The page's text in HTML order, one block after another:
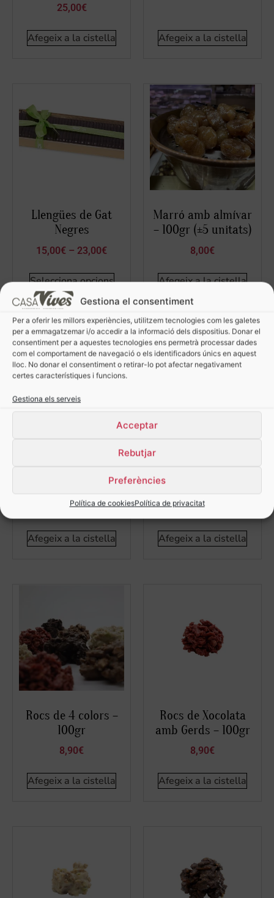
Gestiona el consentiment
Per a oferir les millors experiències, utilitzem tecnologies com les galetes
per a emmagatzemar i/o accedir a la informació dels dispositius. Donar el
consentiment per a aquestes tecnologies ens permetrà processar dades
com el comportament de navegació o els identificadors únics en aquest
lloc. No donar el consentiment o retirar-lo pot afectar negativament
certes característiques i funcions.
Gestiona els serveis
Acceptar
Rebutjar
Preferències
Política de cookiesPolítica de privacitat
25,00€
Afegeix a la cistella Afegeix a la cistella
Llengües de Gat
Negres
15,00€ – 23,00€
Selecciona opcions
Marró amb almívar
– 100gr (±5 unitats)
8,00€
Afegeix a la cistella
Marró Glacé – 100gr
Afegeix a la cistella
8,90
Afegeix a la cistella
Rocs de 4 colors –
100gr
8,90€
Afegeix a la cistella
Rocs de Xocolata
amb Gerds – 100gr
8,90€
Afegeix a la cistella